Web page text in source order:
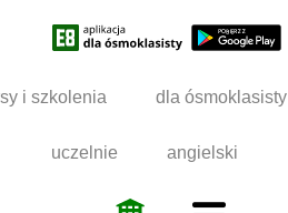
i szkolenia dla ósmoklasisty
uczelnie angielski